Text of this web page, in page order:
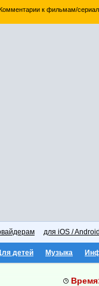
к фильмам/
для iOS /
детей Музыка